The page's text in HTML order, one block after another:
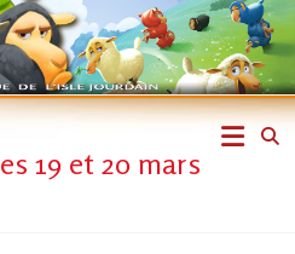
19 et 20 mars